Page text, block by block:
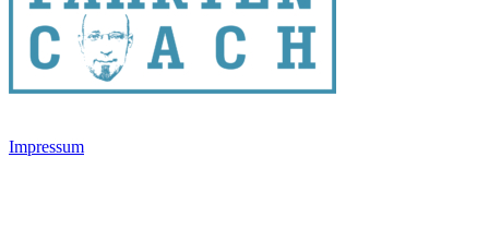
Impressum